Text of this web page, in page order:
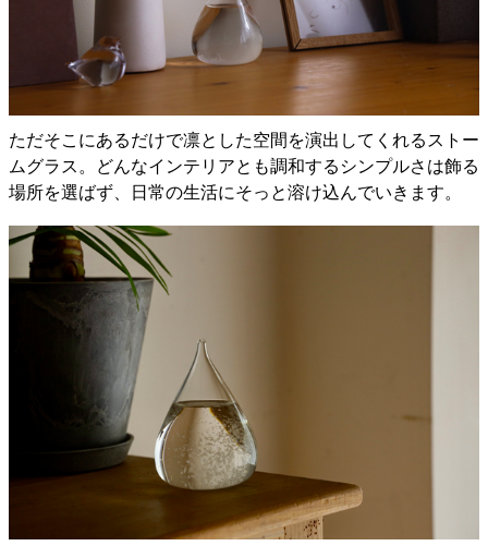
ただそこにあるだけで凛とした空間を演出してくれるストー
ムグラス。どんなインテリアとも調和するシンプルさは飾る
場所を選ばず、日常の生活にそっと溶け込んでいきます。